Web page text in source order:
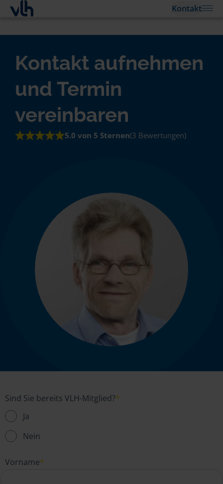
Kontakt
Kontakt aufnehmen
und Termin
vereinbaren
5.0 von 5 Sternen(3 Bewertungen)
Sind Sie bereits VLH-Mitglied?*
Ja
Nein
Vorname*